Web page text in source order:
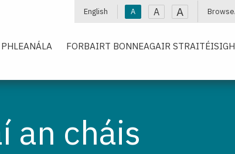
English A A A
FORBAIRT BONNEAGAIR STRAITÉISIGH
an cháis